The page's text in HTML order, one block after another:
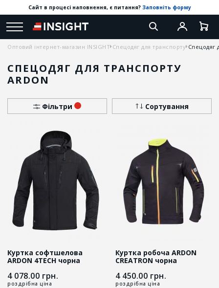
Сайт в процесі наповнення, є питання? Заповніть форму
Оптовий інтернет-магазин INSIGHT Спецодяг для транспорту Спецодяг
СПЕЦОДЯГ ДЛЯ ТРАНСПОРТУ
ARDON
Фільтри Сортування
Куртка софтшелова
ARDON 4TECH чорна
4 078.00 грн.
роздрібна ціна
Куртка робоча ARDON
CREATRON чорна
4 450.00 грн.
роздрібна ціна